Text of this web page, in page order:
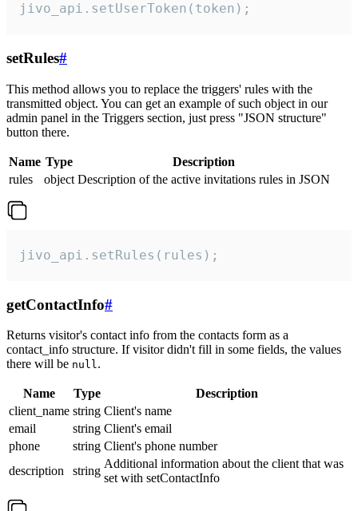
jivo_api.setUserToken(token);
setRules#
This method allows you to replace the triggers' rules with the
transmitted object. You can get an example of such object in our
admin panel in the Triggers section, just press "JSON structure"
button there.
Name Type
Description
rules
object Description of the active invitations rules in JSON
jivo_api.setRules(rules);
getContactInfo#
Returns visitor's contact info from the contacts form as a
contact_info structure. If visitor didn't fill in some fields, the values
there will be null.
Name Type
Description
client_name string Client's name
email
string Client's email
phone
string Client's phone number
description
string
Additional information about the client that was
set with setContactInfo